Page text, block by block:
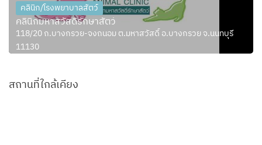
คลินิก/โรงพยาบาลสัตว์
คลินิกมหาสวัสดิ์รักษาสัตว์
118/20 ถ.บางกรวย-จงถนอม ต.มหาสวัสดิ์ อ.บางกรวย จ.นนทบุรี
11130
สถานที่ใกล้เคียง